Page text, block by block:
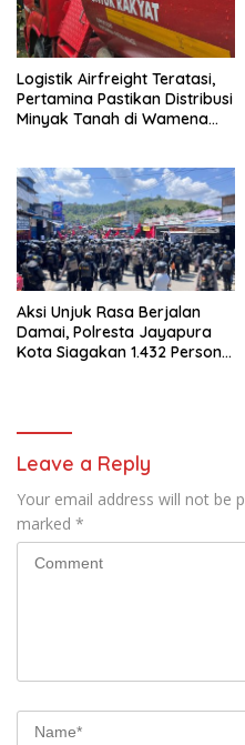
Logistik Airfreight Teratasi,
Pertamina Pastikan Distribusi
Minyak Tanah di Wamena
Aksi Unjuk Rasa Berjalan
Damai, Polresta Jayapura
Kota Siagakan 1.432 Personel
Leave a Reply
Your email address will not be
marked *